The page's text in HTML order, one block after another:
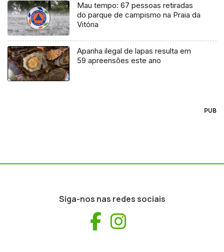
Mau tempo: 67 pessoas retiradas
do parque de campismo na Praia da
Vitória
Apanha ilegal de lapas resulta em
59 apreensões este ano
PUB
Siga-nos nas redes sociais
Facebook